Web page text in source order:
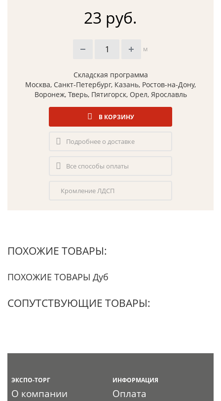
23 руб.
м
Складская программа
Москва, Санкт-Петербург, Казань, Ростов-на-Дону,
Воронеж, Тверь, Пятигорск, Орел, Ярославль
В КОРЗИНУ
Подробнее о доставке
Все способы оплаты
Кромление ЛДСП
ПОХОЖИЕ ТОВАРЫ:
ПОХОЖИЕ ТОВАРЫ Дуб
СОПУТСТВУЮЩИЕ ТОВАРЫ:
ЭКСПО-ТОРГ
О компании
ИНФОРМАЦИЯ
Оплата